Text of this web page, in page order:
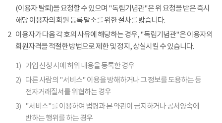
(이용자 탈퇴)을 요청할 수 있으며 "독립기념관"은 위 요청을 받은 즉시
해당 이용자의 회원 등록 말소를 위한 절차를 밟습니다.
2 이용자가 다음 각 호의 사유에 해당하는 경우, "독립기념관"은 이용자의
회원자격을 적절한 방법으로 제한 및 정지, 상실시킬 수 있습니다.
1) 가입 신청 시에 허위 내용을 등록한 경우
2) 다른 사람의 "서비스" 이용을 방해하거나 그 정보를 도용하는 등
전자거래질서를 위협하는 경우
3) "서비스"를 이용하여 법령과 본 약관이 금지하거나 공서양속에
반하는 행위를 하는 경우